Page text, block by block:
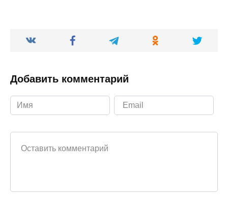
Добавить комментарий